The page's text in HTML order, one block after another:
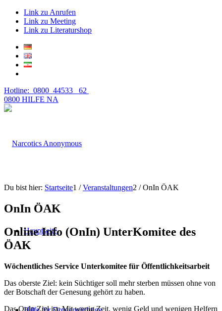
Link zu Anrufen
Link zu Meeting
Link zu Literaturshop
Hotline: 0800 44533 62
0800 HILFE NA
Hauptseite
Du bist hier: Startseite1 / Veranstaltungen2 / OnIn ÖAK
OnIn ÖAK
Online Info (OnIn) UnterKomitee des
ÖAK
Wöchentliches Service Unterkomitee für Öffentlichkeitsarbeit
Das oberste Ziel: kein Süchtiger soll mehr sterben müssen ohne von
der Botschaft der Genesung gehört zu haben.
Das OnIn Ziel ist: Mit wenig Zeit, wenig Geld und wenigen Helfern